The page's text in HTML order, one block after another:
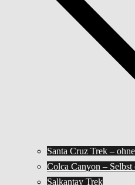
Santa Cruz Trek –
Colca Canyon – Selbst
Salkantay Trek